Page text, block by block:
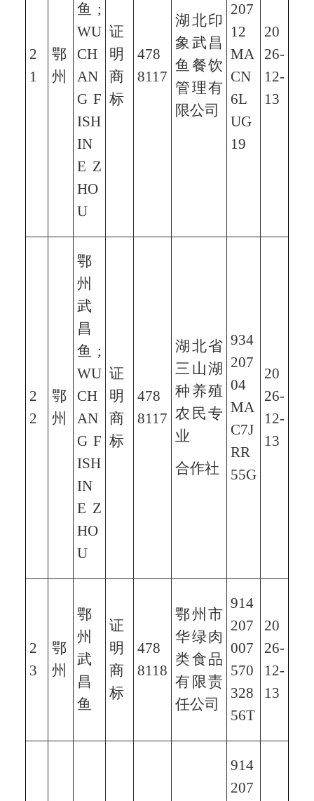
2
1
鄂
州
鱼;
WU
CH
AN
G F
ISH
IN
E Z
HO
U
证
明
商
标
478
8117
湖北印
象武昌
鱼餐饮
管理有
限公司
207
12
MA
CN
6L
UG
19
20
26-
12-
13
2
2
鄂
州
鄂
州
武
昌
鱼;
WU
CH
AN
G F
ISH
IN
E Z
HO
U
证
明
商
标
478
8117
湖北省
三山湖
种养殖
农民专
业
合作社
934
207
04
MA
C7J
RR
55G
20
26-
12-
13
2
3
鄂
州
鄂
州
武
昌
鱼
证
明
商
标
478
8118
鄂州市
华绿肉
类食品
有限责
任公司
914
207
007
570
328
56T
20
26-
12-
13
914
207